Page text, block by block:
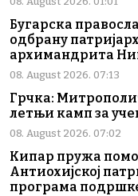
Бугарска
одбрану
архимандрита
08. August 2026. 07:13
Грчка:
летњи камп за
08. August 2026. 07:02
Кипар пружа
Антиохијској
програма